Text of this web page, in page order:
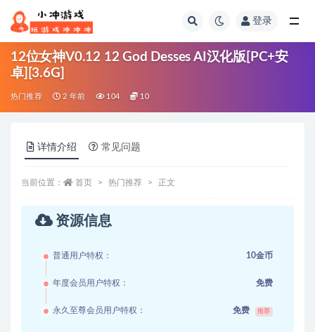
登录
12位女神V0.12 12 God Desses AI汉化版[PC+安
卓][3.6G]
热门推荐 2 年前 104 10
详情介绍 常见问题
当前位置： 首页 热门推荐 正文
资源信息
普通用户特权： 10金币
年度会员用户特权： 免费
永久至尊会员用户特权： 免费 推荐